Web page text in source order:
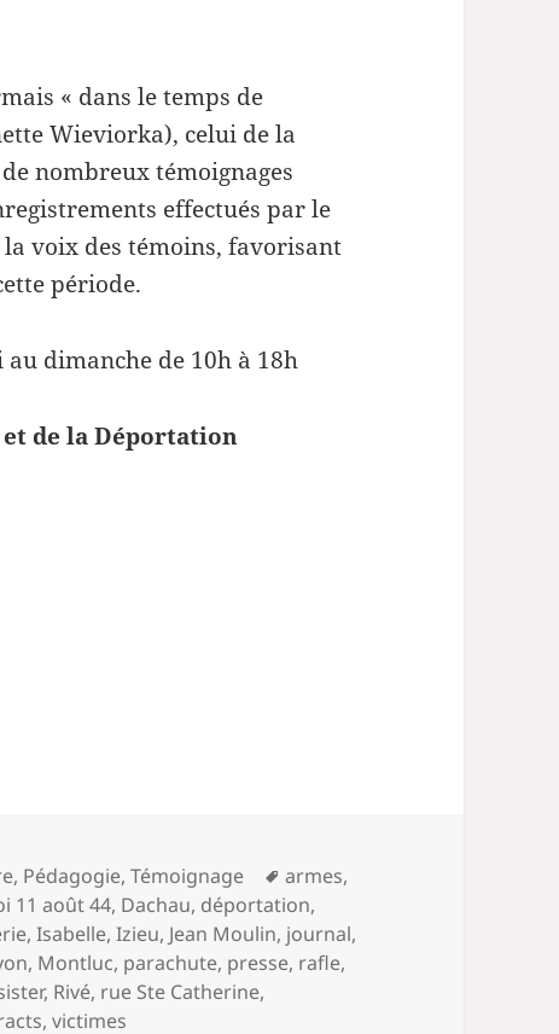
« dans le temps de
Wieviorka), celui de la
nombreux témoignages
effectués par le
voix des témoins, favorisant
période.
dimanche de 10h à 18h
et de la Déportation
, Pédagogie,Témoignage
Mots-
clés
armes,
11 août 44, Dachau, déportation,
,Isabelle,Izieu, Jean Moulin, journal,
, Montluc, parachute, presse, rafle,
, Rivé, rue Ste Catherine,
,victimes